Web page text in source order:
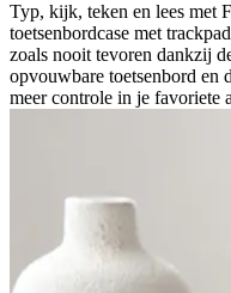
Typ, kijk, teken en lees met
toetsenbordcase met
zoals nooit tevoren dankzij
opvouwbare toetsenbord en
meer controle in je favoriete